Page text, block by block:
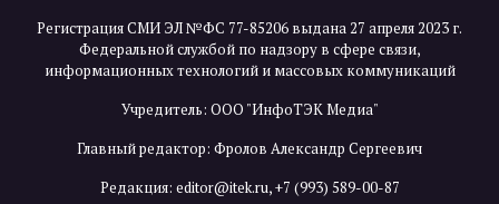
Регистрация СМИ ЭЛ №ФС 77-85206 выдана 27 апреля 2023 г.
Федеральной службой по надзору в сфере связи,
информационных технологий и массовых коммуникаций
Учредитель: ООО "ИнфоТЭК Медиа"
Главный редактор: Фролов Александр Сергеевич
Редакция: editor@itek.ru,+7 (993) 589-00-87